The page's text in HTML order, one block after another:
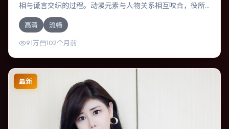
相与谎言交织的过程。动漫元素与人物关系相互咬合，役所
广司、王凯的对手戏尤为出彩。导演温子仁善于在长镜头中
积蓄张力，本片亦在中国台湾实地取景，增强真实质感。
高清 流畅
9.1万 102个月前
最新